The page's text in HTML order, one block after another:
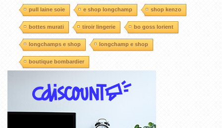
pull laine soie e shop longchamp shop kenzo
bottes murati tiroir lingerie bo goss lorient
longchamps e shop longchamp e shop
boutique bombardier